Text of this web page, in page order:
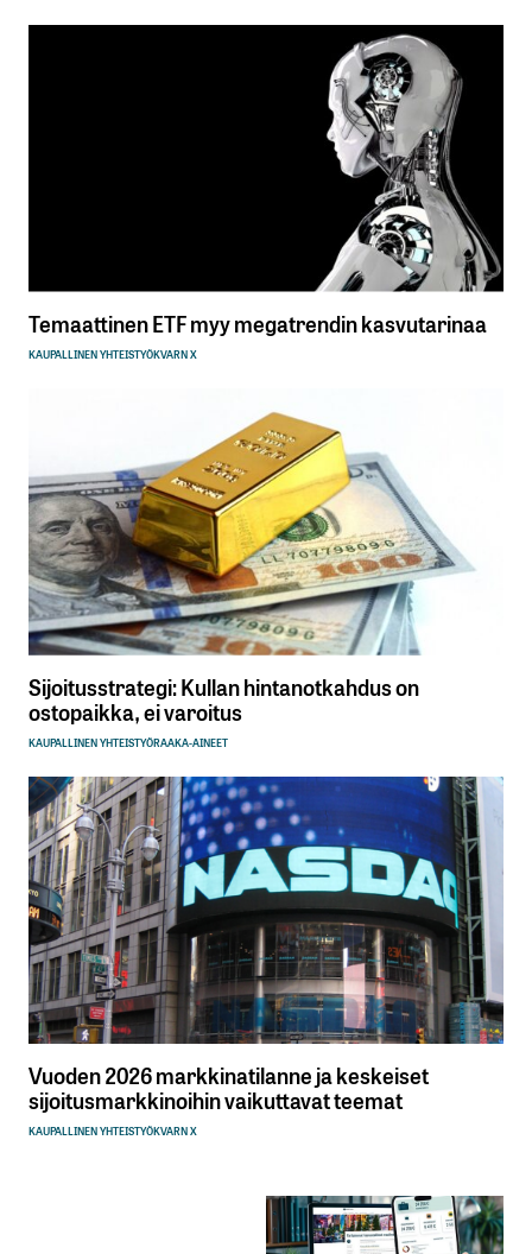
Temaattinen ETF myy megatrendin kasvutarinaa
KAUPALLINEN YHTEISTYÖKVARN X
Sijoitusstrategi: Kullan hintanotkahdus on
ostopaikka, ei varoitus
KAUPALLINEN YHTEISTYÖRAAKA-AINEET
Vuoden 2026 markkinatilanne ja keskeiset
sijoitusmarkkinoihin vaikuttavat teemat
KAUPALLINEN YHTEISTYÖKVARN X